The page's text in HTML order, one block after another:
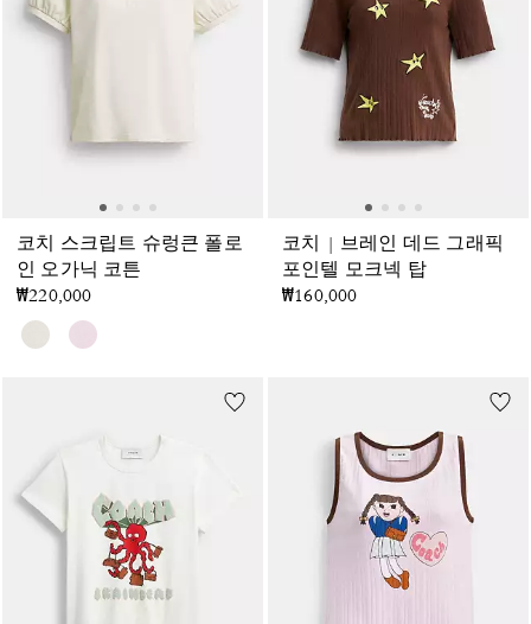
코치 스크립트 슈렁큰 폴로
인 오가닉 코튼
₩220,000
코치 | 브레인 데드 그래픽
포인텔 모크넥 탑
₩160,000